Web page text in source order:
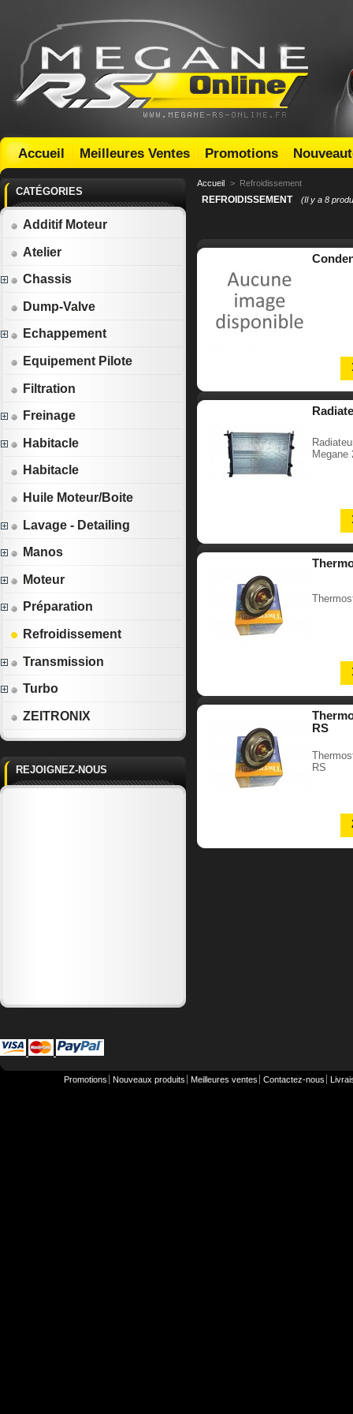
Accueil Meilleures Ventes Promotions
CATÉGORIES
Additif Moteur
Atelier
Chassis
Dump-Valve
Echappement
Equipement Pilote
Filtration
Freinage
Habitacle
Habitacle
Huile Moteur/Boite
Lavage - Detailing
Manos
Moteur
Préparation
Refroidissement
Transmission
Turbo
ZEITRONIX
REJOIGNEZ-NOUS
Accueil > Refroidissement
REFROIDISSEMENT (Il y a 8
Megane
RS
RS
Promotions Nouveaux produits Meilleures ventes Contactez-nous